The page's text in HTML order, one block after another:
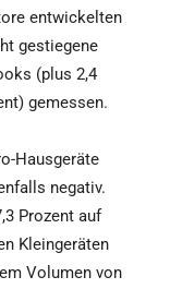
entwickelten
gestiegene
(plus 2,4
gemessen.
Hausgeräte
negativ.
Prozent auf
Kleingeräten
Volumen von